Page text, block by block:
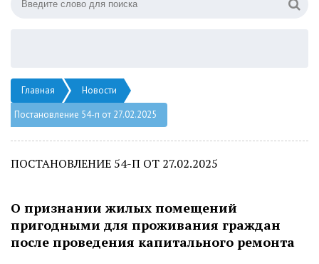
Главная
Новости
Постановление 54-п от 27.02.2025
ПОСТАНОВЛЕНИЕ 54-П ОТ 27.02.2025
О признании жилых помещений
пригодными для проживания граждан
после проведения капитального ремонта